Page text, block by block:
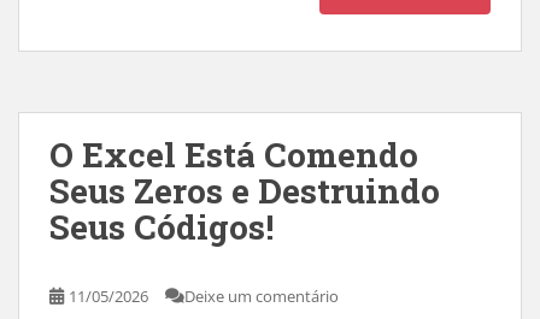
O Excel Está Comendo
Seus Zeros e Destruindo
Seus Códigos!
11/05/2026 Deixe um comentário